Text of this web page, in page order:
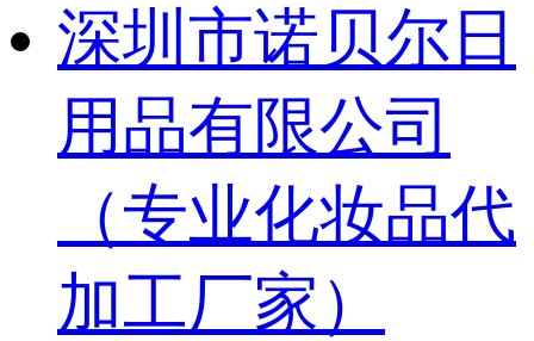
深圳市诺贝尔日
用品有限公司
（专业化妆品代
加工厂家）